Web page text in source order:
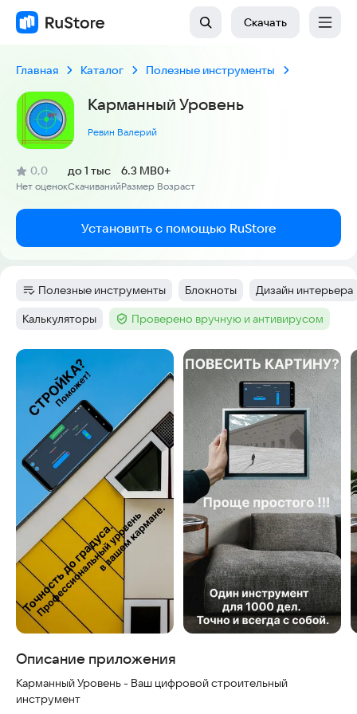
Скачать
Главная Каталог Полезные инструменты
Карманный Уровень
Ревин Валерий
Рейтинг:
0,0
(
Нет оценок
)
Скачиваний
до 1 тыс
Размер
6.3 MB
Возраст
0+
Установить с помощью RuStore
Категория:
Полезные инструменты Тег:
Блокноты Тег:
Дизайн интерьера
Тег:
Калькуляторы Тег :Проверено вручную и антивирусом
Скриншоты
Описание приложения
Карманный Уровень - Ваш цифровой строительный
инструмент